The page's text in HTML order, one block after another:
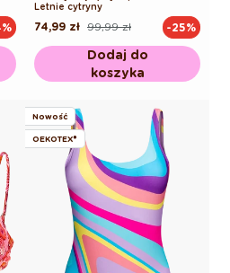
Letnie cytryny
Cena
99,99 zł
Cena
74,99 zł -25%
Dodaj do
koszyka
Nowość
OEKOTEX®